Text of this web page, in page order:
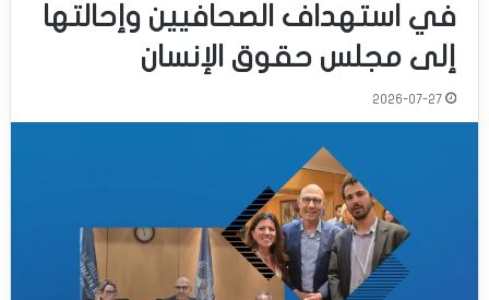
في استهداف الصحافيين وإحالتها
إلى مجلس حقوق الإنسان
2026-07-27